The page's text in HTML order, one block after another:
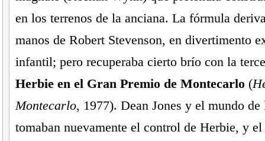
en los terrenos de la anciana. La fórmula
manos de Robert Stevenson, en divertimento
infantil; pero recuperaba cierto brío con la
Herbie en el Gran Premio de Montecarlo(
Montecarlo, 1977). Dean Jones y el mundo de
tomaban nuevamente el control de Herbie, y el